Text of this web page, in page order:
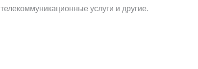
телекоммуникационные услуги и другие.